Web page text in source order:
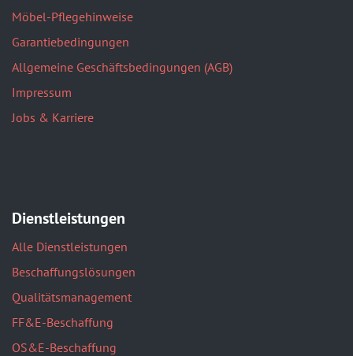
Möbel-Pflegehinweise
Garantiebedingungen
Allgemeine Geschäftsbedingungen (AGB)
Impressum
Jobs & Karriere
Dienstleistungen
Alle Dienstleistungen
Beschaffungslösungen
Qualitätsmanagement
FF&E-Beschaffung
OS&E-Beschaffung